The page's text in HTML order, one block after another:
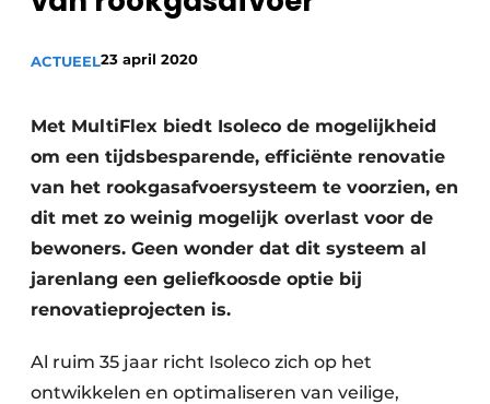
Vacature aanmelden
Vacatures
Binnenklimaat
Brandbeveiliging
Ventilatie
Warmtepompen
ACTUEEL23 april 2020
Met MultiFlex biedt Isoleco de mogelijkheid
om een tijdsbesparende, efficiënte renovatie
van het rookgasafvoersysteem te voorzien, en
dit met zo weinig mogelijk overlast voor de
bewoners. Geen wonder dat dit systeem al
jarenlang een geliefkoosde optie bij
renovatieprojecten is.
Al ruim 35 jaar richt Isoleco zich op het
ontwikkelen en optimaliseren van veilige,